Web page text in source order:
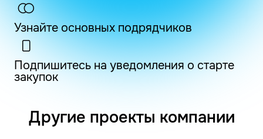
Узнайте основных подрядчиков
Подпишитесь на уведомления о старте
закупок
Другие проекты компании